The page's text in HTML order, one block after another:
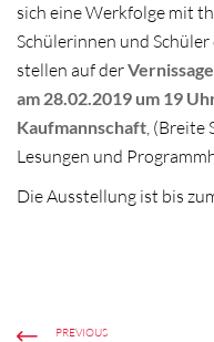
sich eine Werkfolge mit
Schülerinnen und
stellen auf derVernissage
am 28.02.2019 um 19
Kaufmannschaft, (Breite
Lesungen und
Die Ausstellung ist bis
PREVIOUS